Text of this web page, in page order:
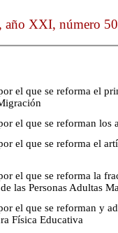
año XXI, número
el que se reforma el
el que se reforman
el que se reforma el
el que se reforma la
las Personas Adultas
el que se reforman y
Física Educativa